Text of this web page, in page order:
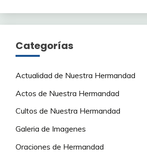
Categorías
Actualidad de Nuestra Hermandad
Actos de Nuestra Hermandad
Cultos de Nuestra Hermandad
Galeria de Imagenes
Oraciones de Hermandad